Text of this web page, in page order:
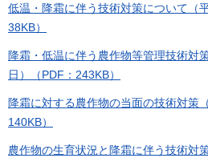
低温・降霜に伴う技術対策について（
38KB）
降霜・低温に伴う農作物等管理技術対
日）（PDF：243KB）
降霜に対する農作物の当面の技術対策
140KB）
農作物の生育状況と降霜に伴う技術対